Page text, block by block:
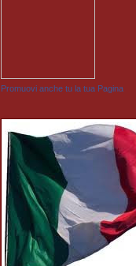
Promuovi anche tu la tua Pagina